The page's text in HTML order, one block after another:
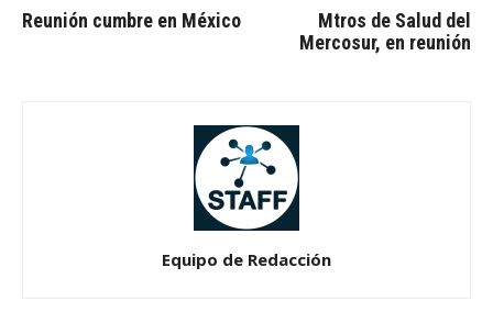
Reunión cumbre en México
Mtros de Salud del
Mercosur, en reunión
Equipo de Redacción